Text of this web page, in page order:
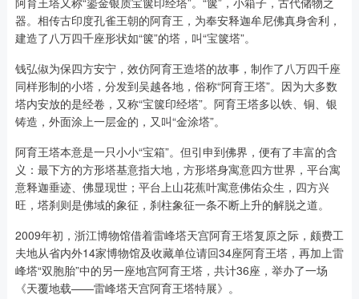
器。相传古印度孔雀王朝的阿育王，为奉安释迦牟尼佛真身舍利，
建造了八万四千座形状如“箧”的塔，叫“宝箧塔”。
钱弘俶为保四方安宁，效仿阿育王造塔的故事，制作了八万四千座
同样形制的小塔，分发到吴越各地，俗称“阿育王塔”。因为大多数
塔内安放的是经卷，又称“宝箧印经塔”。阿育王塔多以铁、铜、银
铸造，外面涂上一层金的，又叫“金涂塔”。
阿育王塔本意是一只小小“宝箱”。但引申到佛界，便有了丰富的含
义：最下方的方形塔基意指大地，方形塔身寓意四方世界，平台寓
意释迦垂迹、佛显现世；平台上山花蕉叶寓意佛佑众生，四方兴
旺，塔刹则是佛域的象征，刹柱象征一条不断上升的解脱之道。
2009年初，浙江博物馆借着雷峰塔天宫阿育王塔复原之际，颇费工
夫地从省内外14家博物馆及收藏单位请回34座阿育王塔，再加上雷
峰塔“双胞胎”中的另一座地宫阿育王塔，共计36座，举办了一场
《天覆地载——雷峰塔天宫阿育王塔特展》。